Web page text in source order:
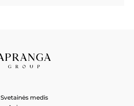
Svetainės medis